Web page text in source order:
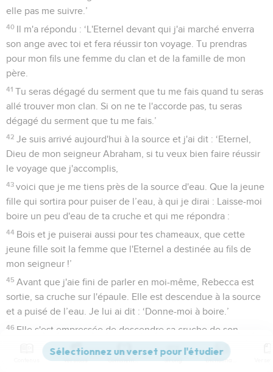
elle pas me suivre.’
40 Il m'a répondu : ‘L'Eternel devant qui j'ai marché enverra
son ange avec toi et fera réussir ton voyage. Tu prendras
pour mon fils une femme du clan et de la famille de mon
père.
41 Tu seras dégagé du serment que tu me fais quand tu seras
allé trouver mon clan. Si on ne te l'accorde pas, tu seras
dégagé du serment que tu me fais.’
42 Je suis arrivé aujourd'hui à la source et j'ai dit : ‘Eternel,
Dieu de mon seigneur Abraham, si tu veux bien faire réussir
le voyage que j'accomplis,
43 voici que je me tiens près de la source d'eau. Que la jeune
fille qui sortira pour puiser de l’eau, à qui je dirai : Laisse-moi
boire un peu d'eau de ta cruche et qui me répondra :
44 Bois et je puiserai aussi pour tes chameaux, que cette
jeune fille soit la femme que l'Eternel a destinée au fils de
mon seigneur !’
45 Avant que j'aie fini de parler en moi-même, Rebecca est
sortie, sa cruche sur l'épaule. Elle est descendue à la source
et a puisé de l’eau. Je lui ai dit : ‘Donne-moi à boire.’
46 Elle s'est empressée de descendre sa cruche de son
épaule et a dit : ‘Bois et je donnerai aussi à boire à tes
chameaux.’J'ai bu et elle a aussi donné à boire à mes
Versions Commentaires Strong